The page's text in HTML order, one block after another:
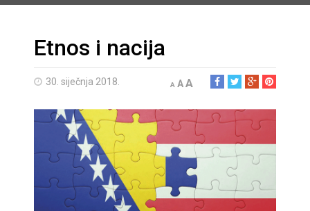
Etnos i nacija
30. siječnja 2018. A AA